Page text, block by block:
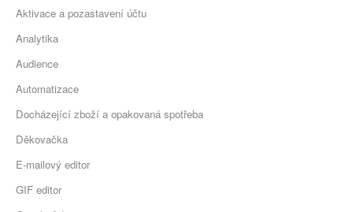
Aktivace a pozastavení účtu
Analytika
Audience
Automatizace
Docházející zboží a opakovaná spotřeba
Děkovačka
E-mailový editor
GIF editor